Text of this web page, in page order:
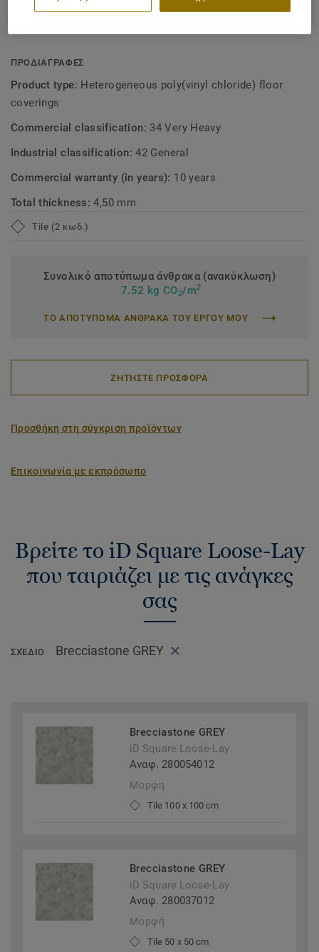
indoor environments.
Recyclable through ReStart®
ΠΡΟΔΙΑΓΡΑΦΕΣ
Product type: Heterogeneous poly(vinyl chloride) floor
coverings
Commercial classification: 34 Very Heavy
Industrial classification:42 General
Commercial warranty (in years): 10 years
Total thickness:4,50 mm
Tile (2 κωδ.)
Συνολικό αποτύπωμα άνθρακα (ανακύκλωση)
7.52 kg CO2/m2
ΤΟ ΑΠΟΤΥΠΩΜΑ ΑΝΘΡΑΚΑ ΤΟΥ ΕΡΓΟΥ ΜΟΥ
ΖΗΤΗΣΤΕ ΠΡΟΣΦΟΡΑ
Προσθήκη στη σύγκριση προϊόντων
Επικοινωνία με εκπρόσωπο
Βρείτε το iD Square Loose-Lay
που ταιριάζει με τις ανάγκες
σας
ΣΧΈΔΙΟ Brecciastone GREY
Brecciastone GREY
iD Square Loose-Lay
Αναφ. 280054012
Μορφή
Tile 100 x 100 cm
Brecciastone GREY
iD Square Loose-Lay
Αναφ. 280037012
Μορφή
Tile 50 x 50 cm